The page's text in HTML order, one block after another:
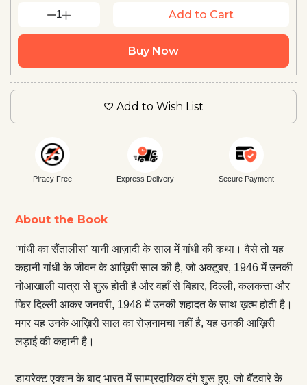
1 Add to Cart
Buy Now
Add to Wish List
Piracy Free Express Delivery Secure Payment
About the Book
‘गांधी का सैंतालीस’ यानी आज़ादी के साल में गांधी की कथा। वैसे तो यह
कहानी गांधी के जीवन के आख़िरी साल की है, जो अक्टूबर, 1946 में उनकी
नोआखाली यात्रा से शुरू होती है और वहाँ से बिहार, दिल्ली, कलकत्ता और
फिर दिल्ली आकर जनवरी, 1948 में उनकी शहादत के साथ ख़त्म होती है।
मगर यह उनके आख़िरी साल का रोज़नामचा नहीं है, यह उनकी आख़िरी
लड़ाई की कहानी है।
डायरेक्ट एक्शन के बाद भारत में साम्प्रदायिक दंगे शुरू हुए, जो बँटवारे के